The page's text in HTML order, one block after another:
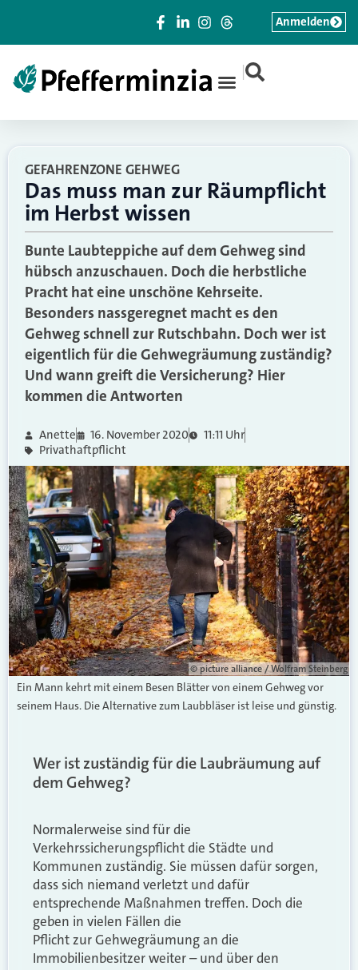
|
Anmelden
GEFAHRENZONE GEHWEG
Das muss man zur Räumpflicht
im Herbst wissen
Bunte Laubteppiche auf dem Gehweg sind
hübsch anzuschauen. Doch die herbstliche
Pracht hat eine unschöne Kehrseite.
Besonders nassgeregnet macht es den
Gehweg schnell zur Rutschbahn. Doch wer ist
eigentlich für die Gehwegräumung zuständig?
Und wann greift die Versicherung? Hier
kommen die Antworten
Anette 16. November 2020
11:11 Uhr
Privathaftpflicht
© picture alliance / Wolfram Steinberg
Ein Mann kehrt mit einem Besen Blätter von einem Gehweg vor
seinem Haus. Die Alternative zum Laubbläser ist leise und günstig.
Wer ist zuständig für die Laubräumung auf
dem Gehweg?
Normalerweise sind für die
Verkehrssicherungspflicht die Städte und
Kommunen zuständig. Sie müssen dafür sorgen,
dass sich niemand verletzt und dafür
entsprechende Maßnahmen treffen. Doch die
geben in vielen Fällen die
PflichtzurGehwegräumung an die
Immobilienbesitzer weiter– und über den